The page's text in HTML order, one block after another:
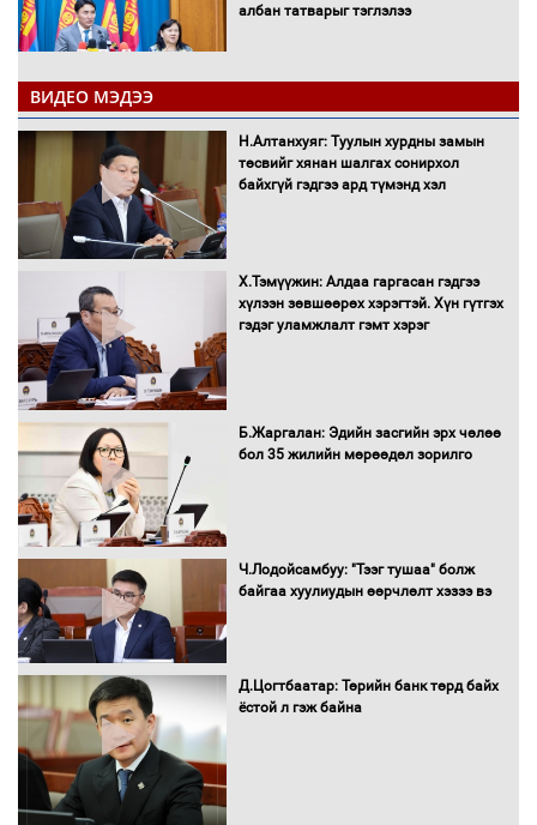
албан татварыг тэглэлээ
Санхүүгийн хэмнэлтийн горимд эрүүл
мэндийн салбар хамаарахгүй
Нөөцийн махны худалдаа,
борлуулалтыг нээлттэй ил тод
болгоно
төлөвлөгөө”-гөө танилцуулна
худалдан авах журмыг баталлаа
Бүх шатанд хэмнэлтийн горимд
ВИДЕО МЭДЭЭ
Н.Алтанхуяг: Туулын хурдны замын
төсвийг хянан шалгах сонирхол
байхгүй гэдгээ ард түмэнд хэл
Х.Тэмүүжин: Алдаа гаргасан гэдгээ
хүлээн зөвшөөрөх хэрэгтэй. Хүн гүтгэх
гэдэг уламжлалт гэмт хэрэг
Б.Жаргалан: Эдийн засгийн эрх чөлөө
бол 35 жилийн мөрөөдөл зорилго
Ч.Лодойсамбуу: "Тээг тушаа" болж
байгаа хуулиудын өөрчлөлт хэзээ вэ
Д.Цогтбаатар: Төрийн банк төрд байх
ёстой л гэж байна